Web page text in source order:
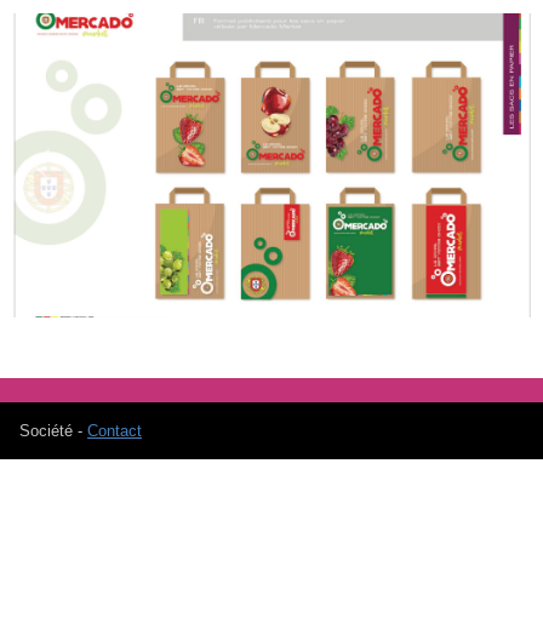
Previous
Société - Contact